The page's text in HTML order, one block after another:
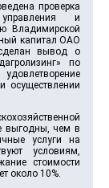
проверка
и
Владимирской
капитал ОАО
сделан вывод о
по
осуществлении
выгодны, чем в
услуги на
условиям,
стоимости
около 10%.